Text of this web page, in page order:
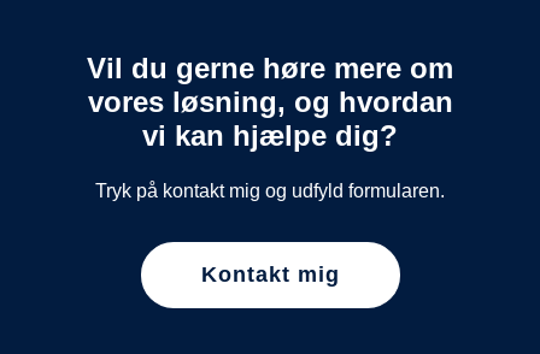
Vil du gerne høre mere om
vores løsning, og hvordan
vi kan hjælpe dig?
Tryk på kontakt mig og udfyld formularen.
Kontakt mig